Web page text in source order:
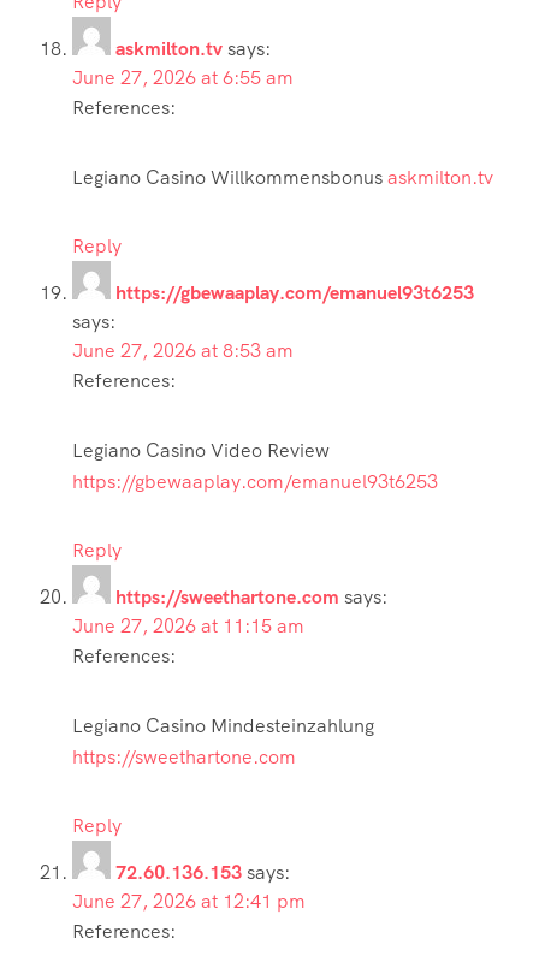
askmilton.tvsays:
June 27, 2026 at 6:55 am
References:
Legiano Casino Willkommensbonusaskmilton.tv
Reply
https://gbewaaplay.com/emanuel93t6253
says:
June 27, 2026 at 8:53 am
References:
Legiano Casino Video Review
https://gbewaaplay.com/emanuel93t6253
Reply
https://sweethartone.com says:
June 27, 2026 at 11:15 am
References:
Legiano Casino Mindesteinzahlung
https://sweethartone.com
Reply
72.60.136.153says:
June 27, 2026 at 12:41 pm
References: